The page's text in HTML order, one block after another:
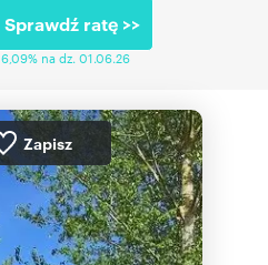
Sprawdź ratę >>
6,09% na dz. 01.06.26
Zapisz